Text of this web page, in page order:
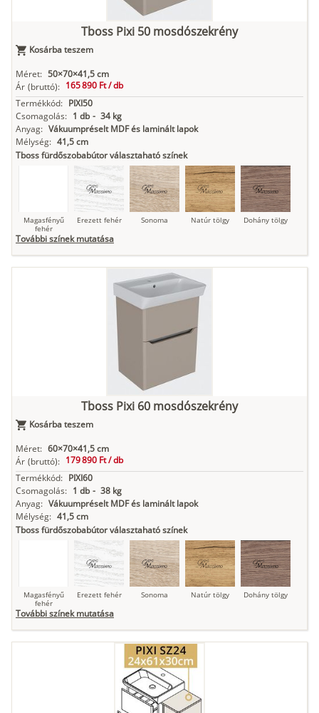
Antracit Matt fekete
Tboss Pixi 50 mosdószekrény
Kosárba teszem
Méret: 50×70×41,5 cm
Ár (bruttó): 165 890 Ft /db
Termékkód: PIXI50
Csomagolás: 1 db - 34 kg
Anyag: Vákuumpréselt MDF és laminált lapok
Mélység: 41,5 cm
Tboss fürdőszobabútor választaható színek
Magasfényű
fehér
Erezett fehér Sonoma Natúr tölgy Dohány tölgy
Loft beton
Szupermatt
fehér
Füstös zöld
Antracit Matt fekete
További színek mutatása
Tboss Pixi 60 mosdószekrény
Kosárba teszem
Méret: 60×70×41,5 cm
Ár (bruttó): 179 890 Ft /db
Termékkód: PIXI60
Csomagolás: 1 db - 38 kg
Anyag: Vákuumpréselt MDF és laminált lapok
Mélység: 41,5 cm
Tboss fürdőszobabútor választaható színek
Magasfényű
fehér
Erezett fehér Sonoma Natúr tölgy Dohány tölgy
Loft beton
Szupermatt
További színek mutatása